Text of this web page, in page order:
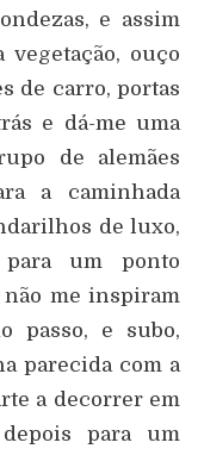
e assim
ouço
de carro, portas
e dá-me uma
de alemães
a caminhada
de luxo,
um ponto
não me inspiram
passo, e subo,
parecida com a
a decorrer em
para um